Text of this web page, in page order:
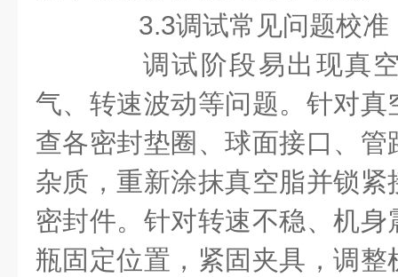
3.3调试常见问题校准
调试阶段易出现真空
气、转速波动等问题。针对
查各密封垫圈、球面接口、
杂质，重新涂抹真空脂并锁
密封件。针对转速不稳、机
瓶固定位置，紧固夹具，调